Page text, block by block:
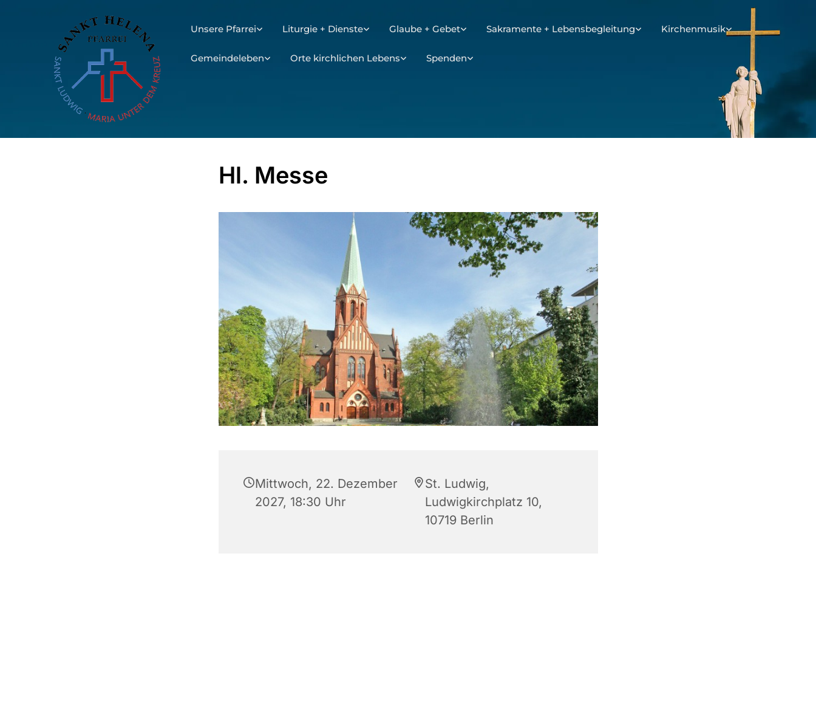
Unsere Pfarrei Liturgie + Dienste Glaube + Gebet Sakramente + Lebensbegleitung Kirchenmusik
Gemeindeleben Orte kirchlichen Lebens Spenden
Hl. Messe
Mittwoch, 22. Dezember
2027, 18:30 Uhr
St. Ludwig,
Ludwigkirchplatz 10,
10719 Berlin